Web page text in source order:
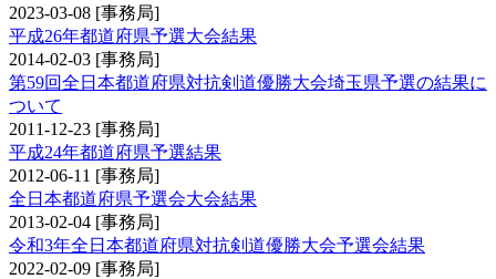
2023-03-08 [事務局]
平成26年都道府県予選大会結果
2014-02-03 [事務局]
第59回全日本都道府県対抗剣道優勝大会埼玉県予選の結果に
ついて
2011-12-23 [事務局]
平成24年都道府県予選結果
2012-06-11 [事務局]
全日本都道府県予選会大会結果
2013-02-04 [事務局]
令和3年全日本都道府県対抗剣道優勝大会予選会結果
2022-02-09 [事務局]